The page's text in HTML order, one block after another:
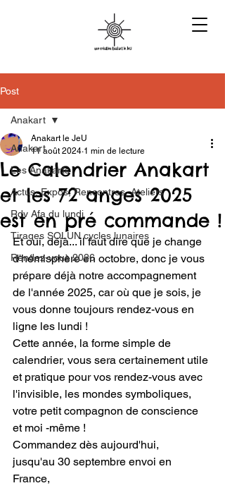
Post
Anakart
Les Anakarts
Actus, Expos, Rencontres, Ateliers
Rdv Afa du lundi
Tirages SOLUN cycles lunaires
Rendez-vous 2026
Anakart
Le Calendrier Anakart
et les 72 anges 2025
est en pré commande !
Anakart le JeU
11 août 2024 1 min de lecture
Et oui, déjà... il faut dire que je change
d'hémisphère en octobre, donc je vous
prépare déjà notre accompagnement
de l'année 2025, car où que je sois, je
vous donne toujours rendez-vous en
ligne les lundi !
Cette année, la forme simple de
calendrier, vous sera certainement utile
et pratique pour vos rendez-vous avec
l'invisible, les mondes symboliques,
votre petit compagnon de conscience
et moi -même !
Commandez dès aujourd'hui,
jusqu'au 30 septembre envoi en
France,